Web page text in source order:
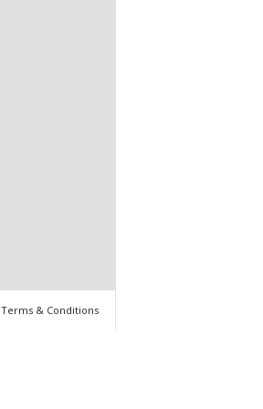
Terms & Conditions